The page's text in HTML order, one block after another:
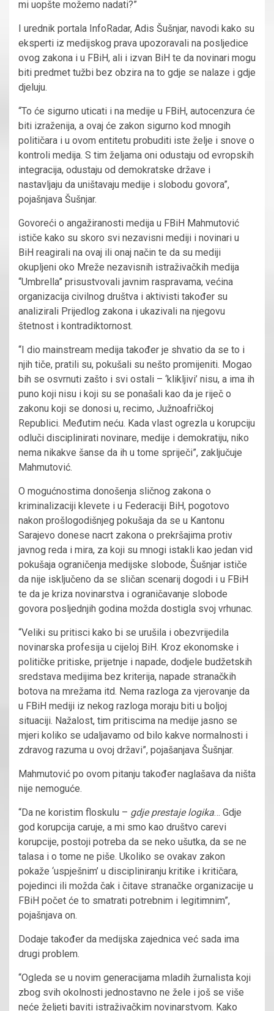
mi uopšte možemo nadati?”
I urednik portala InfoRadar, Adis Šušnjar, navodi kako su
eksperti iz medijskog prava upozoravali na posljedice
ovog zakona i u FBiH, ali i izvan BiH te da novinari mogu
biti predmet tužbi bez obzira na to gdje se nalaze i gdje
djeluju.
“To će sigurno uticati i na medije u FBiH, autocenzura će
biti izraženija, a ovaj će zakon sigurno kod mnogih
političara i u ovom entitetu probuditi iste želje i snove o
kontroli medija. S tim željama oni odustaju od evropskih
integracija, odustaju od demokratske države i
nastavljaju da uništavaju medije i slobodu govora”,
pojašnjava Šušnjar.
Govoreći o angažiranosti medija u FBiH Mahmutović
ističe kako su skoro svi nezavisni mediji i novinari u
BiH reagirali na ovaj ili onaj način te da su mediji
okupljeni oko Mreže nezavisnih istraživačkih medija
“Umbrella” prisustvovali javnim raspravama, većina
organizacija civilnog društva i aktivisti također su
analizirali Prijedlog zakona i ukazivali na njegovu
štetnost i kontradiktornost.
“I dio mainstream medija također je shvatio da se to i
njih tiče, pratili su, pokušali su nešto promijeniti. Mogao
bih se osvrnuti zašto i svi ostali – ‘klikljivi’ nisu, a ima ih
puno koji nisu i koji su se ponašali kao da je riječ o
zakonu koji se donosi u, recimo, Južnoafričkoj
Republici. Međutim neću. Kada vlast ogrezla u korupciju
odluči disciplinirati novinare, medije i demokratiju, niko
nema nikakve šanse da ih u tome spriječi”, zaključuje
Mahmutović.
O mogućnostima donošenja sličnog zakona o
kriminalizaciji klevete i u Federaciji BiH, pogotovo
nakon prošlogodišnjeg pokušaja da se u Kantonu
Sarajevo donese nacrt zakona o prekršajima protiv
javnog reda i mira, za koji su mnogi istakli kao jedan vid
pokušaja ograničenja medijske slobode, Šušnjar ističe
da nije isključeno da se sličan scenarij dogodi i u FBiH
te da je kriza novinarstva i ograničavanje slobode
govora posljednjih godina možda dostigla svoj vrhunac.
“Veliki su pritisci kako bi se urušila i obezvrijedila
novinarska profesija u cijeloj BiH. Kroz ekonomske i
političke pritiske, prijetnje i napade, dodjele budžetskih
sredstava medijima bez kriterija, napade stranačkih
botova na mrežama itd. Nema razloga za vjerovanje da
u FBiH mediji iz nekog razloga moraju biti u boljoj
situaciji. Nažalost, tim pritiscima na medije jasno se
mjeri koliko se udaljavamo od bilo kakve normalnosti i
zdravog razuma u ovoj državi”, pojašanjava Šušnjar.
Mahmutović po ovom pitanju također naglašava da ništa
nije nemoguće.
“Da ne koristim floskulu – gdje prestaje logika… Gdje
god korupcija caruje, a mi smo kao društvo carevi
korupcije, postoji potreba da se neko ušutka, da se ne
talasa i o tome ne piše. Ukoliko se ovakav zakon
pokaže ‘uspješnim’ u discipliniranju kritike i kritičara,
pojedinci ili možda čak i čitave stranačke organizacije u
FBiH počet će to smatrati potrebnim i legitimnim”,
pojašnjava on.
Dodaje također da medijska zajednica već sada ima
drugi problem.
“Ogleda se u novim generacijama mladih žurnalista koji
zbog svih okolnosti jednostavno ne žele i još se više
neće željeti baviti istraživačkim novinarstvom. Kako